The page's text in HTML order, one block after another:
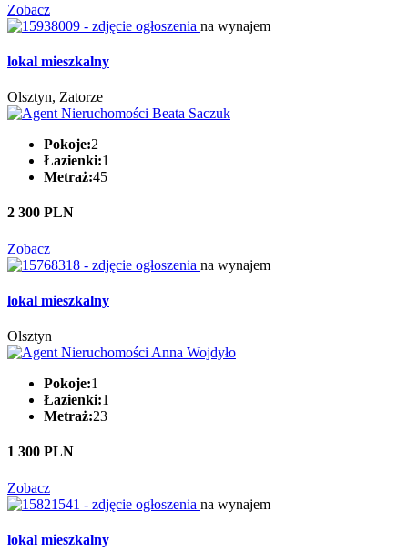
Zobacz
na wynajem
lokal mieszkalny
Olsztyn, Zatorze
Pokoje:2
Łazienki:1
Metraż:45
2 300 PLN
Zobacz
na wynajem
lokal mieszkalny
Olsztyn
Pokoje:1
Łazienki:1
Metraż:23
1 300 PLN
Zobacz
na wynajem
lokal mieszkalny